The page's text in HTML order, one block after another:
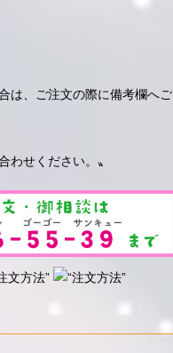
、ご注文の際に備考欄へご
わせください。〟